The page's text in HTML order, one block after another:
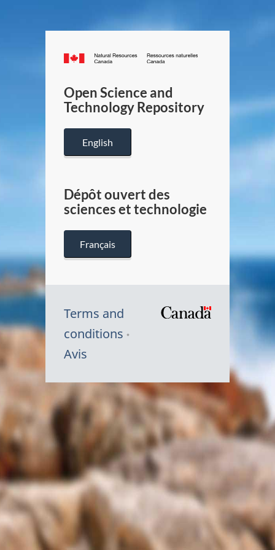
Canada.ca
/
Canada
Open Science and
Technology Repository
English
Dépôt ouvert des
sciences et technologie
Français
Terms and
conditions
Avis
Symbole
du
Canada